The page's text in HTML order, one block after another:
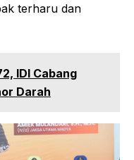
terharu dan
IDI Cabang
Darah